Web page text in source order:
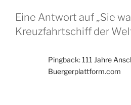
Eine Antwort auf „Sie
Kreuzfahrtschiff der
Pingback:111 Jahre
Buergerplattform.com